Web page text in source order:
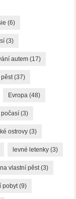
(6)
(3)
autem (17)
pěst(37)
Evropa (48)
(3)
ostrovy (3)
levné letenky (3)
na vlastní pěst(3)
pobyt(9)